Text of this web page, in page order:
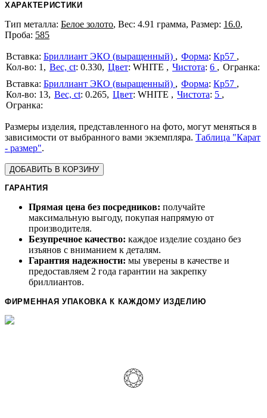
ХАРАКТЕРИСТИКИ
Тип металла: Белое золото, Вес: 4.91 грамма, Размер: 16.0,
Проба: 585
Бриллиант ЭКО (выращенный) Форма: Кр57
1
Вес, ct: 0.330 Цвет: WHITE Чистота: 6
Бриллиант ЭКО (выращенный)
Форма: Кр57
13 Вес, ct: 0.265 Цвет: WHITE Чистота: 5
Размеры изделия, представленного на фото, могут меняться в
зависимости от выбранного вами экземпляра. Таблица "Карат
- размер".
ДОБАВИТЬ В КОРЗИНУ
ГАРАНТИЯ
Прямая цена без посредников: получайте
максимальную выгоду, покупая напрямую от
производителя.
Безупречное качество: каждое изделие создано без
изъянов с вниманием к деталям.
Гарантия надежности: мы уверены в качестве и
предоставляем 2 года гарантии на закрепку
бриллиантов.
ФИРМЕННАЯ УПАКОВКА К КАЖДОМУ ИЗДЕЛИЮ